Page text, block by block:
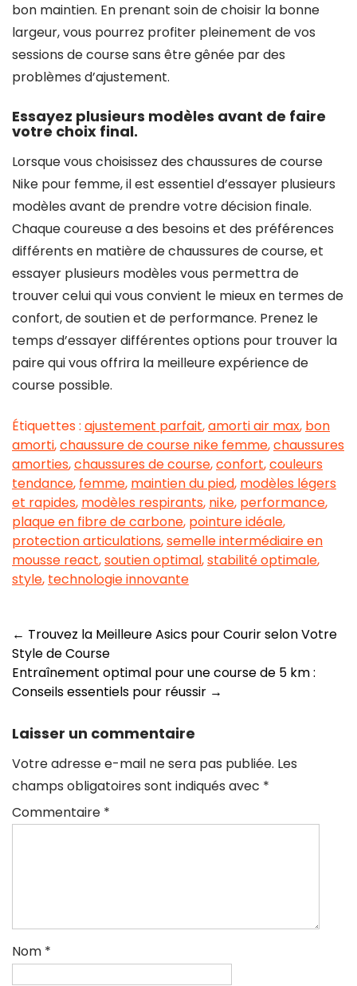
bon maintien. En prenant soin de choisir la bonne
largeur, vous pourrez profiter pleinement de vos
sessions de course sans être gênée par des
problèmes d’ajustement.
Essayez plusieurs modèles avant de faire
votre choix final.
Lorsque vous choisissez des chaussures de course
Nike pour femme, il est essentiel d’essayer plusieurs
modèles avant de prendre votre décision finale.
Chaque coureuse a des besoins et des préférences
différents en matière de chaussures de course, et
essayer plusieurs modèles vous permettra de
trouver celui qui vous convient le mieux en termes de
confort, de soutien et de performance. Prenez le
temps d’essayer différentes options pour trouver la
paire qui vous offrira la meilleure expérience de
course possible.
Étiquettes : ajustement parfait,amorti air max, bon
amorti,chaussure de course nike femme,chaussures
amorties,chaussures de course,confort,couleurs
tendance, femme, maintien du pied, modèles légers
et rapides, modèles respirants, nike, performance,
plaque en fibre de carbone, pointure idéale,
protection articulations,semelle intermédiaire en
mousse react,soutien optimal,stabilité optimale,
style, technologie innovante
Navigation
des
articles
← Trouvez la Meilleure Asics pour Courir selon Votre
Style de Course
Entraînement optimal pour une course de 5 km :
Conseils essentiels pour réussir →
Laisser un commentaire
Votre adresse e-mail ne sera pas publiée. Les
champs obligatoires sont indiqués avec *
Commentaire *
Nom *